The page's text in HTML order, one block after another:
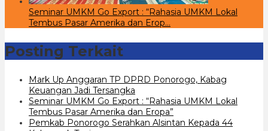
Seminar UMKM Go Export : “Rahasia UMKM Lokal
Tembus Pasar Amerika dan Erop…
Posting Terkait
Mark Up Anggaran TP DPRD Ponorogo, Kabag
Keuangan Jadi Tersangka
Seminar UMKM Go Export : “Rahasia UMKM Lokal
Tembus Pasar Amerika dan Eropa”
Pemkab Ponorogo Serahkan Alsintan Kepada 44